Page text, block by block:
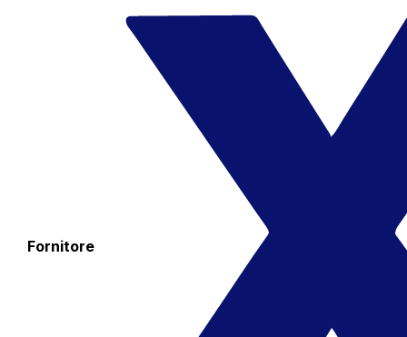
Fornitore